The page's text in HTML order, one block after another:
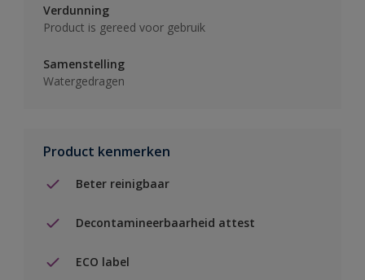
Verdunning
Product is gereed voor gebruik
Samenstelling
Watergedragen
Product kenmerken
Beter reinigbaar
Decontamineerbaarheid attest
ECO label